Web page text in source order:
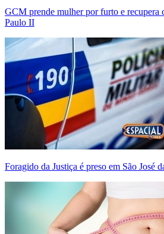
GCM prende mulher por furto e recupera
Paulo II
Foragido da Justiça é preso em São José